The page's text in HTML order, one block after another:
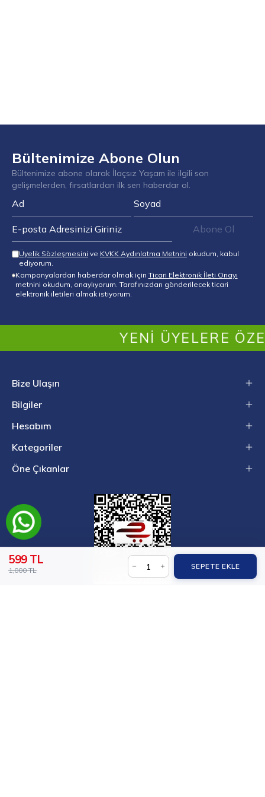
599 TL
1,000 TL SEPETE EKLE
Bültenimize Abone Olun
Bültenimize abone olarak İlaçsız Yaşam ile ilgili son
gelişmelerden, fırsatlardan ilk sen haberdar ol.
Abone Ol
Üyelik Sözleşmesini ve KVKK Aydınlatma Metnini okudum, kabul
ediyorum.
Kampanyalardan haberdar olmak için Ticari Elektronik İleti Onayı
metnini okudum, onaylıyorum. Tarafınızdan gönderilecek ticari
elektronik iletileri almak istiyorum.
YENI ÜYELERE ÖZEL
Bize Ulaşın
Bilgiler
Hesabım
Kategoriler
Öne Çıkanlar